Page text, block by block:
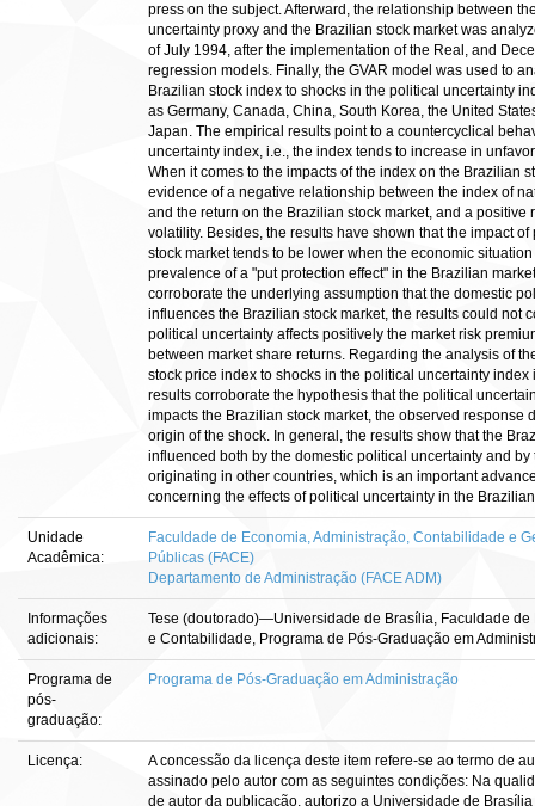
press on the subject. Afterward, the relationship between
uncertainty proxy and the Brazilian stock market was
of July 1994, after the implementation of the Real, and
regression models. Finally, the GVAR model was used to
Brazilian stock index to shocks in the political uncertainty
as Germany, Canada, China, South Korea, the United
Japan. The empirical results point to a countercyclical
uncertainty index, i.e., the index tends to increase in
When it comes to the impacts of the index on the Brazilian
evidence of a negative relationship between the index of
and the return on the Brazilian stock market, and a positive
volatility. Besides, the results have shown that the impact
stock market tends to be lower when the economic
prevalence of a "put protection effect" in the Brazilian
corroborate the underlying assumption that the domestic
influences the Brazilian stock market, the results could not
political uncertainty affects positively the market risk
between market share returns. Regarding the analysis of
stock price index to shocks in the political uncertainty index
results corroborate the hypothesis that the political
impacts the Brazilian stock market, the observed response
origin of the shock. In general, the results show that the
influenced both by the domestic political uncertainty and
originating in other countries, which is an important
concerning the effects of political uncertainty in the
Unidade
Acadêmica:
Faculdade de Economia, Administração, Contabilidade e
Públicas (FACE)
Departamento de Administração (FACE ADM)
Informações
adicionais:
Tese (doutorado)—Universidade de Brasília, Faculdade de
e Contabilidade, Programa de Pós-Graduação em
Programa de
pós-
graduação:
Programa de Pós-Graduação em Administração
Licença:
A concessão da licença deste item refere-se ao termo de
assinado pelo autor com as seguintes condições: Na
de autor da publicação, autorizo a Universidade de